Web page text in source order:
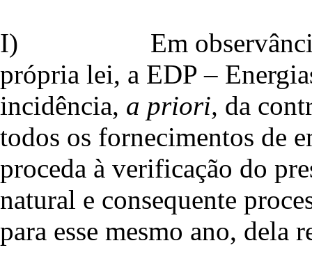
I)
Em
própria lei, a EDP –
incidência, a priori, da
todos os fornecimentos de
proceda à verificação do
natural e consequente
para esse mesmo ano, dela